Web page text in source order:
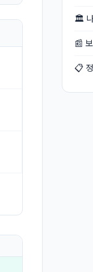
🏛 나
📰
📋